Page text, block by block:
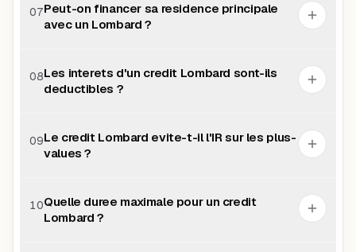
07Peut-on financer sa residence principale
avec un Lombard ?
08Les interets d'un credit Lombard sont-ils
deductibles ?
09Le credit Lombard evite-t-il l'IR sur les plus-
values ?
10Quelle duree maximale pour un credit
Lombard ?